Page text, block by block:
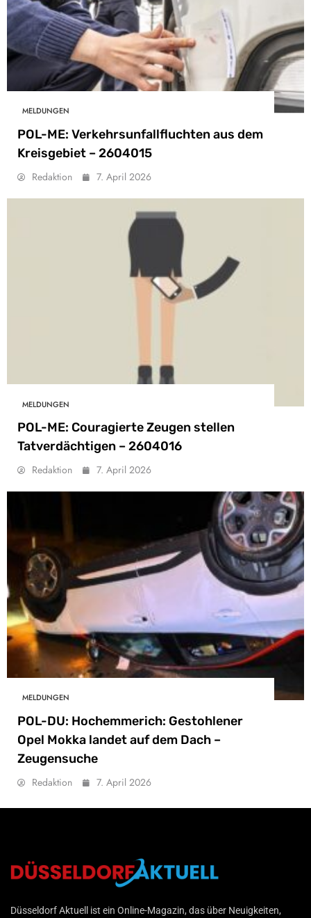
MELDUNGEN
POL-ME: Verkehrsunfallfluchten aus dem
Kreisgebiet – 2604015
Redaktion 7. April 2026
MELDUNGEN
POL-ME: Couragierte Zeugen stellen
Tatverdächtigen – 2604016
Redaktion 7. April 2026
MELDUNGEN
POL-DU: Hochemmerich: Gestohlener
Opel Mokka landet auf dem Dach –
Zeugensuche
Redaktion 7. April 2026
Düsseldorf Aktuell
Düsseldorf Aktuell ist ein Online-Magazin, das über Neuigkeiten,